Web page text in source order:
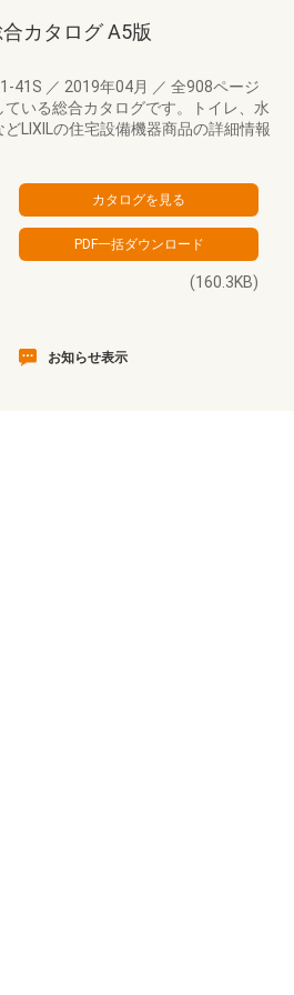
カタログ A5版
41S ／ 2019年04月 ／ 全908ページ
いる総合カタログです。トイレ、水
LIXILの住宅設備機器商品の詳細情報
(160.3KB)
お知らせ表示